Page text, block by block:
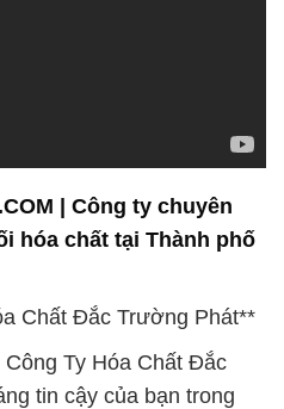
| Công ty chuyên
hóa chất tại Thành phố
Chất Đắc Trường Phát**
Ty Hóa Chất Đắc
tin cậy của bạn trong